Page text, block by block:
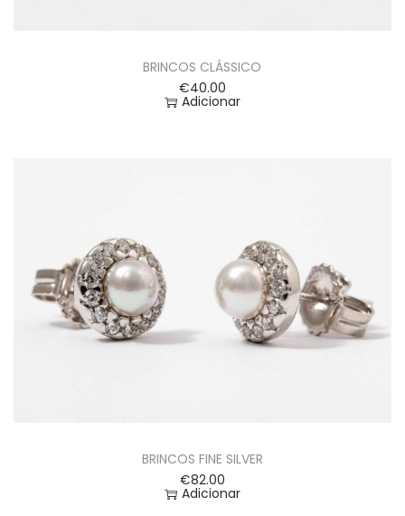
BRINCOS CLÁSSICO
€40.00
Adicionar
BRINCOS FINE SILVER
€82.00
Adicionar